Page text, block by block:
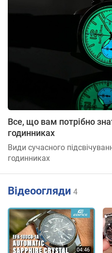
Все, що вам потрібно
годинниках
Види сучасного
годинниках
Відеоогляди 4